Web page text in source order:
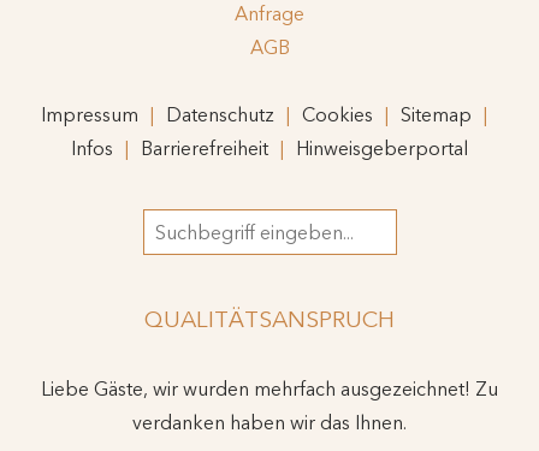
Anfrage
AGB
Impressum Datenschutz Cookies
Sitemap
Infos
Barrierefreiheit Hinweisgeberportal
Suchbegriff
QUALITÄTSANSPRUCH
Liebe Gäste, wir wurden mehrfach ausgezeichnet! Zu
verdanken haben wir das Ihnen.